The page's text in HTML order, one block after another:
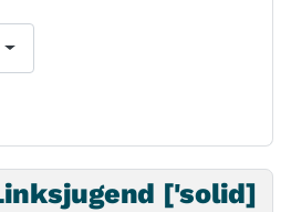
['solid]